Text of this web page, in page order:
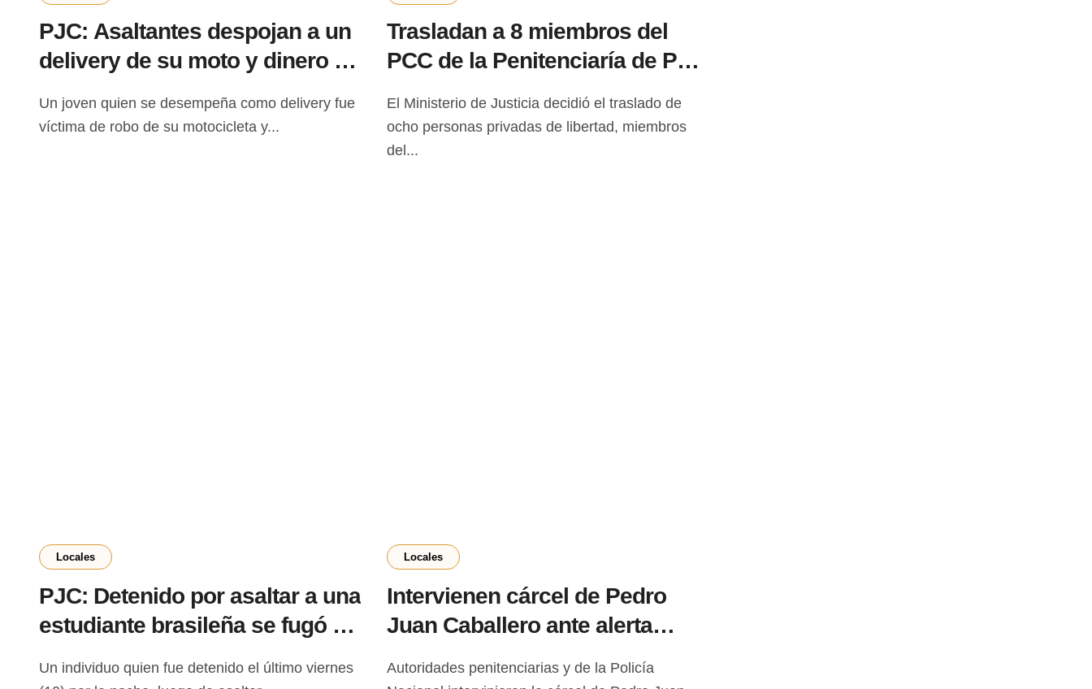
PJC: Asaltantes despojan a un
delivery de su moto y dinero en
Un joven quien se desempeña como delivery fue
víctima de robo de su motocicleta y...
Trasladan a 8 miembros del
PCC de la Penitenciaría de PJC
El Ministerio de Justicia decidió el traslado de
ocho personas privadas de libertad, miembros
del...
Locales
PJC: Detenido por asaltar a una
estudiante brasileña se fugó de
Un individuo quien fue detenido el último viernes
Locales
Intervienen cárcel de Pedro
Juan Caballero ante alerta
PCC
Autoridades penitenciarias y de la Policía